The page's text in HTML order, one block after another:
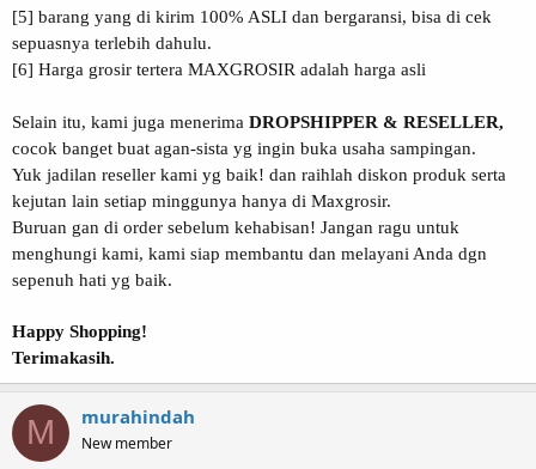
[5] barang yang di kirim 100% ASLI dan bergaransi, bisa di cek
sepuasnya terlebih dahulu.
[6] Harga grosir tertera MAXGROSIR adalah harga asli
Selain itu, kami juga menerima DROPSHIPPER & RESELLER,
cocok banget buat agan-sista yg ingin buka usaha sampingan.
Yuk jadilan reseller kami yg baik! dan raihlah diskon produk serta
kejutan lain setiap minggunya hanya di Maxgrosir.
Buruan gan di order sebelum kehabisan! Jangan ragu untuk
menghungi kami, kami siap membantu dan melayani Anda dgn
sepenuh hati yg baik.
Happy Shopping!
Terimakasih.
M murahindah
New member